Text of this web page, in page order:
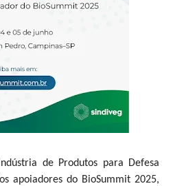
de Produtos para Defesa
apoiadores do BioSummit 2025,